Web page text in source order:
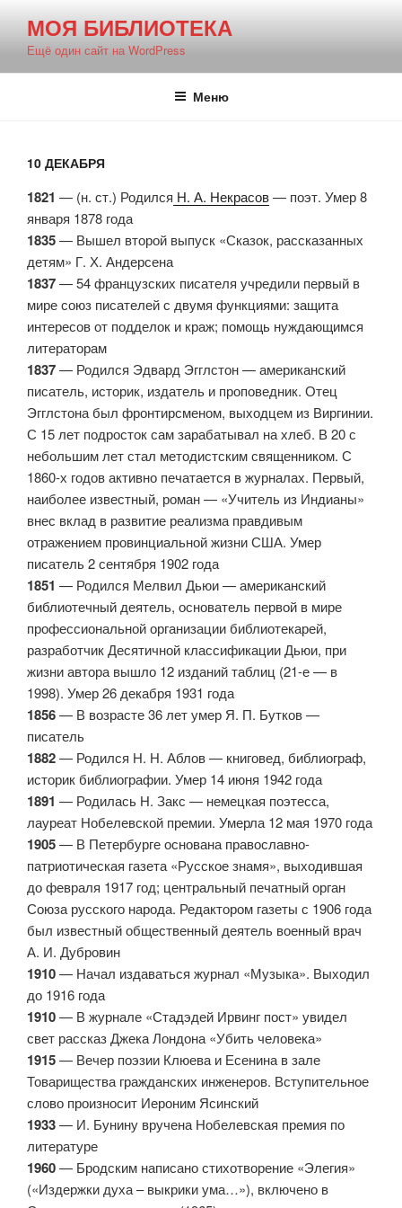
содержимому
МОЯ БИБЛИОТЕКА
Ещё один сайт на WordPress
Меню
10 ДЕКАБРЯ
1821 — (н. ст.) Родился Н. А. Некрасов— поэт. Умер 8
января 1878 года
1835— Вышел второй выпуск «Сказок, рассказанных
детям» Г. Х. Андерсена
1837— 54 французских писателя учредили первый в
мире союз писателей с двумя функциями: защита
интересов от подделок и краж; помощь нуждающимся
литераторам
1837— Родился Эдвард Эгглстон — американский
писатель, историк, издатель и проповедник. Отец
Эгглстона был фронтирсменом, выходцем из Виргинии.
С 15 лет подросток сам зарабатывал на хлеб. В 20 с
небольшим лет стал методистским священником. С
1860-х годов активно печатается в журналах. Первый,
наиболее известный, роман — «Учитель из Индианы»
внес вклад в развитие реализма правдивым
отражением провинциальной жизни США. Умер
писатель 2 сентября 1902 года
1851 — Родился Мелвил Дьюи — американский
библиотечный деятель, основатель первой в мире
профессиональной организации библиотекарей,
разработчик Десятичной классификации Дьюи, при
жизни автора вышло 12 изданий таблиц (21-е — в
1998). Умер 26 декабря 1931 года
1856— В возрасте 36 лет умер Я. П. Бутков —
писатель
1882— Родился Н. Н. Аблов — книговед, библиограф,
историк библиографии. Умер 14 июня 1942 года
1891 — Родилась Н. Закс — немецкая поэтесса,
лауреат Нобелевской премии. Умерла 12 мая 1970 года
1905— В Петербурге основана православно-
патриотическая газета «Русское знамя», выходившая
до февраля 1917 год; центральный печатный орган
Союза русского народа. Редактором газеты с 1906 года
был известный общественный деятель военный врач
А. И. Дубровин
1910— Начал издаваться журнал «Музыка». Выходил
до 1916 года
1910— В журнале «Стадэдей Ирвинг пост» увидел
свет рассказ Джека Лондона «Убить человека»
1915— Вечер поэзии Клюева и Есенина в зале
Товарищества гражданских инженеров. Вступительное
слово произносит Иероним Ясинский
1933— И. Бунину вручена Нобелевская премия по
литературе
1960— Бродским написано стихотворение «Элегия»
(«Издержки духа – выкрики ума…»), включено в